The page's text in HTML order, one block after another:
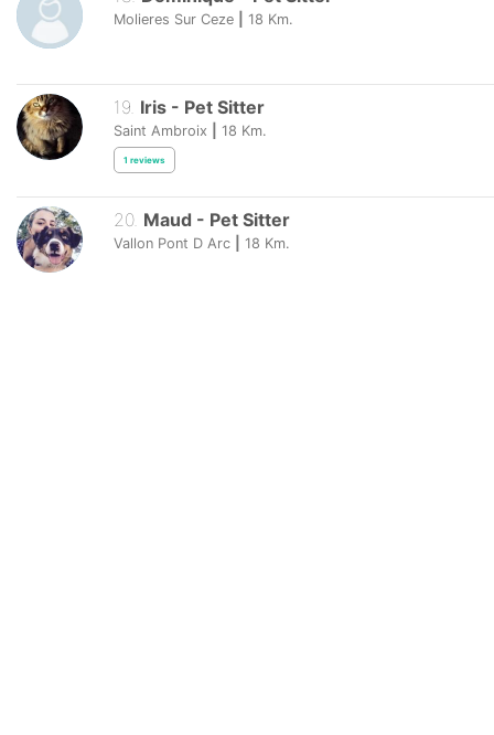
Molieres Sur Ceze 18 Km.
19. Iris - Pet Sitter
Saint Ambroix 18 Km.
1 reviews
20. Maud - Pet Sitter
Vallon Pont D Arc 18 Km.